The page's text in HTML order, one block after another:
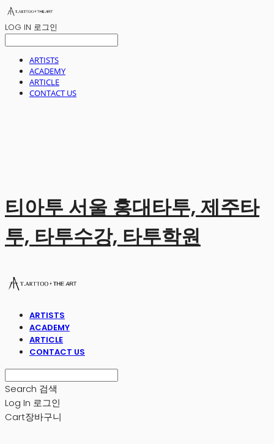
LOG IN 로그인
ARTISTS
ACADEMY
ARTICLE
CONTACT US
티아투 서울 홍대타투, 제주타
투, 타투수강, 타투학원
ARTISTS
ACADEMY
ARTICLE
CONTACT US
Search 검색
Log In 로그인
Cart장바구니